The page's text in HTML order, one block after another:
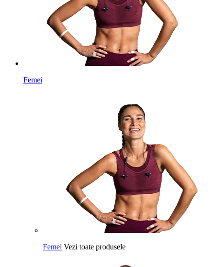
Femei
Femei Vezi toate produsele